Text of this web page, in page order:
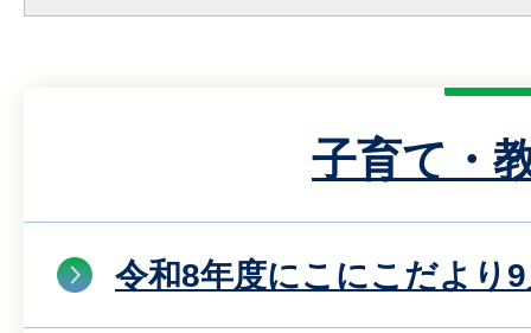
子育て・
令和8年度にこにこだより